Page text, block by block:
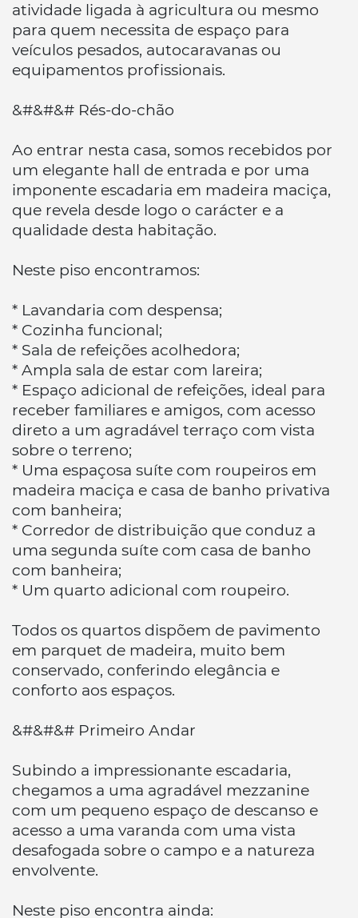
atividade ligada à agricultura ou mesmo
para quem necessita de espaço para
veículos pesados, autocaravanas ou
equipamentos profissionais.
&#&#&# Rés-do-chão
Ao entrar nesta casa, somos recebidos por
um elegante hall de entrada e por uma
imponente escadaria em madeira maciça,
que revela desde logo o carácter e a
qualidade desta habitação.
Neste piso encontramos:
* Lavandaria com despensa;
* Cozinha funcional;
* Sala de refeições acolhedora;
* Ampla sala de estar com lareira;
* Espaço adicional de refeições, ideal para
receber familiares e amigos, com acesso
direto a um agradável terraço com vista
sobre o terreno;
* Uma espaçosa suíte com roupeiros em
madeira maciça e casa de banho privativa
com banheira;
* Corredor de distribuição que conduz a
uma segunda suíte com casa de banho
com banheira;
* Um quarto adicional com roupeiro.
Todos os quartos dispõem de pavimento
em parquet de madeira, muito bem
conservado, conferindo elegância e
conforto aos espaços.
&#&#&# Primeiro Andar
Subindo a impressionante escadaria,
chegamos a uma agradável mezzanine
com um pequeno espaço de descanso e
acesso a uma varanda com uma vista
desafogada sobre o campo e a natureza
envolvente.
Neste piso encontra ainda: